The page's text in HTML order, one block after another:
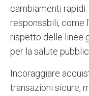
cambiamenti
responsabili, come
rispetto delle linee
per la salute
Incoraggiare
transazioni sicure,